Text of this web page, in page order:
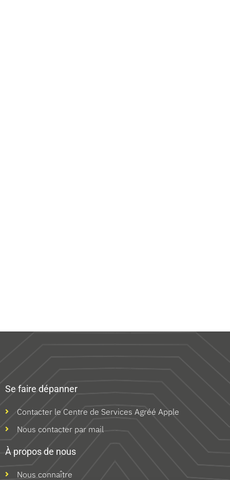
Se faire dépanner
Contacter le Centre de Services Agréé Apple
Nous contacter par mail
À propos de nous
Nous connaître